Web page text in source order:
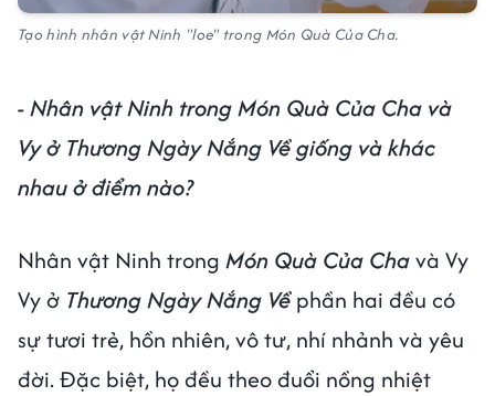
Tạo hình nhân vật Ninh "loe" trong Món Quà Của Cha.
- Nhân vật Ninh trong Món Quà Của Cha và
Vy ở Thương Ngày Nắng Về giống và khác
nhau ở điểm nào?
Nhân vật Ninh trong Món Quà Của Chavà Vy
Vy ở Thương Ngày Nắng Vềphần hai đều có
sự tươi trẻ, hồn nhiên, vô tư, nhí nhảnh và yêu
đời. Đặc biệt, họ đều theo đuổi nồng nhiệt